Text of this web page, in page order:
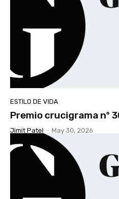
ESTILO DE VIDA
Premio crucigrama nº
Jimit Patel - May 30, 2026